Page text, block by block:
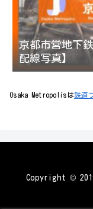
京都市営地下
配線写真】
Osaka Metropolisは鉄道
Copyright ©